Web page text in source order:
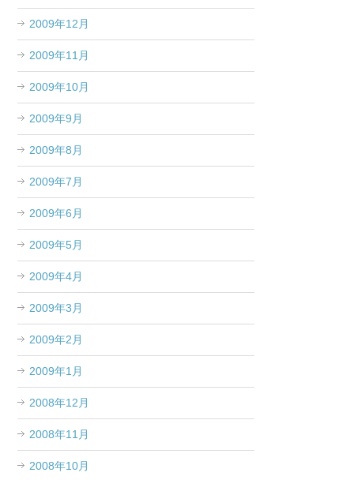
2009年12月
2009年11月
2009年10月
2009年9月
2009年8月
2009年7月
2009年6月
2009年5月
2009年4月
2009年3月
2009年2月
2009年1月
2008年12月
2008年11月
2008年10月